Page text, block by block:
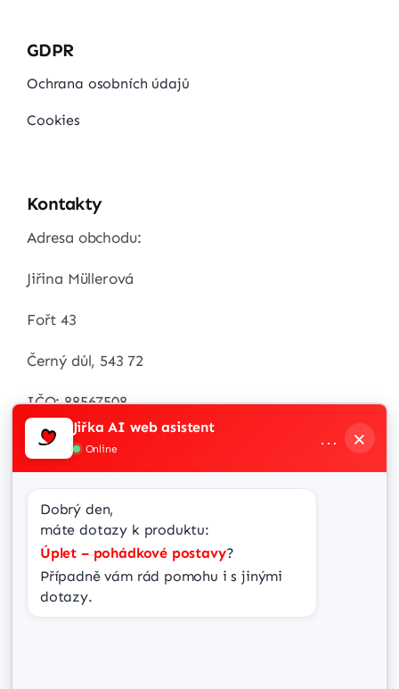
GDPR
Ochrana osobních údajů
Cookies
Kontakty
Adresa obchodu:
Jiřina Müllerová
Fořt 43
Černý důl, 543 72
IČO: 88567508
Zákaznická linka
+420 / 732 538 287
info@jir-ka.cz
Jiřka AI web asistent
Online … ×
Dobrý den,
máte dotazy k produktu:
Úplet – pohádkové postavy?
Případně vám rád pomohu i s jinými
dotazy.